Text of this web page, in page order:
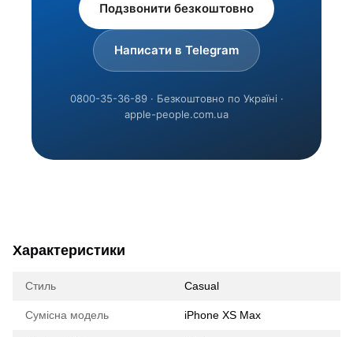
Подзвонити безкоштовно
Написати в Telegram
0800-35-36-89 · Безкоштовно по Україні ·
apple-people.com.ua
Характеристики
Стиль Casual
Сумісна модель iPhone XS Max